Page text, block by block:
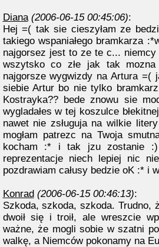
Diana (2006-06-15 00:45:06):
Hej =( tak sie cieszyłam ze
takiego wspaniałego bramkarza
najgorsez jest to ze te c...
wszytsko co złe jak tak
najgorsze wygwizdy na Artura =(
siebie Artur bo nie tylko
Kostrayka?? bede znowu sie
wygladałes w tej koszulce
nawet nie zsługuja na wilkie
mogłam patrezc na Twoja
kocham :* i tak jzu zostanie
reprezentacje niech lepiej nic
pozdrawiam całusy bedzie oK :* i
Konrad (2006-06-15 00:46:13):
Szkoda, szkoda, szkoda.
dwoił się i troił, ale wreszcie
ważne, że mogli sobie w szatni
walkę, a Niemców pokonamy na